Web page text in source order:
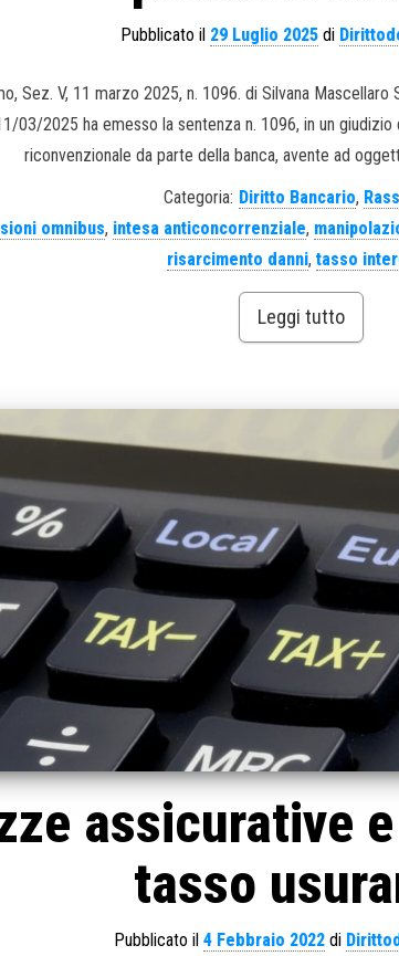
Pubblicato il 29 Luglio 2025di
Sez. V, 11 marzo 2025, n. 1096. di Silvana
03/2025 ha emesso la sentenza n. 1096, in un
riconvenzionale da parte della banca, avente ad
Categoria: Diritto Bancario,
omnibus, intesa anticoncorrenziale,
risarcimento danni, tasso
Leggi tutto
assicurative
tasso
Pubblicato il 4 Febbraio 2022di